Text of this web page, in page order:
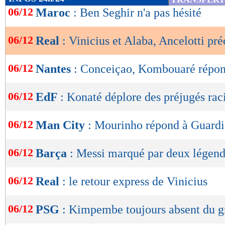
de
OK
06/12 Maroc : Ben Seghir n'a pas hésité
06/12 Real : Vinicius et Alaba, Ancelotti
06/12 Nantes : Conceiçao, Kombouaré
06/12 EdF : Konaté déplore des préjugés
06/12 Man City : Mourinho répond à
06/12 Barça : Messi marqué par deux
06/12 Real : le retour express de Vinicius
06/12 PSG : Kimpembe toujours absent du